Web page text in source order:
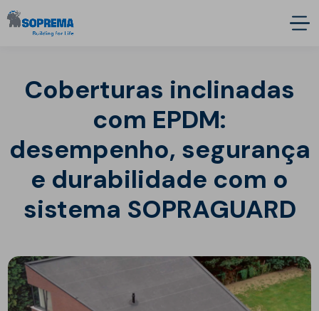
Coberturas inclinadas
com EPDM:
desempenho, segurança
e durabilidade com o
sistema SOPRAGUARD